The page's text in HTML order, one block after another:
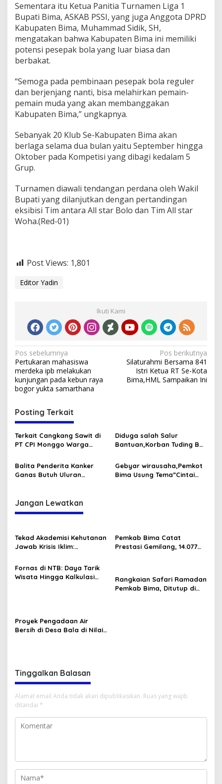
Sementara itu Ketua Panitia Turnamen Liga 1
Bupati Bima, ASKAB PSSI, yang juga Anggota DPRD
Kabupaten Bima, Muhammad Sidik, SH,
mengatakan bahwa Kabupaten Bima ini memiliki
potensi pesepak bola yang luar biasa dan
berbakat.
“Semoga pada pembinaan pesepak bola reguler
dan berjenjang nanti, bisa melahirkan pemain-
pemain muda yang akan membanggakan
Kabupaten Bima,” ungkapnya.
Sebanyak 20 Klub Se-Kabupaten Bima akan
berlaga selama dua bulan yaitu September hingga
Oktober pada Kompetisi yang dibagi kedalam 5
Grup.
Turnamen diawali tendangan perdana oleh Wakil
Bupati yang dilanjutkan dengan pertandingan
eksibisi Tim antara All star Bolo dan Tim All star
Woha.(Red-01)
Post Views: 1,801
Editor Yadin
Ikuti Kami
Navigasi
pos
Pos sebelumnya
Pertukaran mahasiswa
merdeka ipb melakukan
kunjungan pada kebun raya
bogor yukta samarthana
Pos berikutnya
Silaturahmi Bersama 841
Istri Ketua RT Se-Kota
Bima,HML Sampaikan Ini
Posting Terkait
Terkait Cangkang Sawit di
PT CPI Monggo Warga
yang Menyengat
Diduga salah Salur
Bantuan,Korban Tuding BRI
Dalang Hilangnya Bantuan
23 Juta
Balita Penderita Kanker
Ganas Butuh Uluran
Gebyar wirausaha,Pemkot
Bima Usung Tema”Cintai
Jangan Lewatkan
Tekad Akademisi Kehutanan
Jawab Krisis Iklim:
Hasilkan Peta Jalan
Konkret untuk FOLU Net
Pemkab Bima Catat
Prestasi Gemilang, 14.077
Fornas di NTB: Daya Tarik
Wisata Hingga Kalkulasi
Rangkaian Safari Ramadan
Pemkab Bima, Ditutup di
Proyek Pengadaan Air
Bersih di Desa Bala di Nilai
Tinggalkan Balasan
Alamat email Anda tidak akan dipublikasikan. Ruas yang wajib
ditandai *